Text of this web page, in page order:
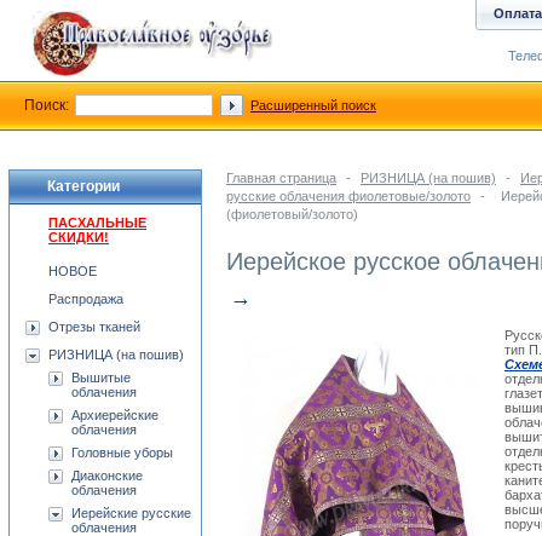
Главная страница - РИЗНИЦА (на пошив) -
русские облачения фиолетовые/золото
-
(фиолетовый/золото)
Иерейское русское
→
тип
Категории
ПАСХАЛЬНЫЕ
СКИДКИ!
НОВОЕ
Распродажа
Отрезы тканей
РИЗНИЦА (на пошив)
Вышитые
облачения
Архиерейские
облачения
Головные уборы
Диаконские
облачения
Иерейские русские
облачения
Оплата
Поиск: Расширенный поиск